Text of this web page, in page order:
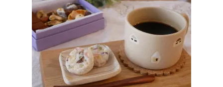
75g・ココナッツファイン 大さじ3■作り方 直径3セン
チの筒状1本分①ホワイトチョコレートと生クリームを湯
煎しながら混ぜてガナッシュにする②砕いたナッツ、ビス
ケット、ドライフルー